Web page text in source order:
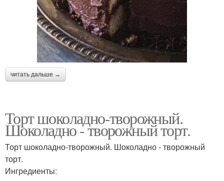
читать дальше →
Торт шоколадно-творожный.
Шоколадно - творожный торт.
Торт шоколадно-творожный. Шоколадно - творожный
торт.
Ингредиенты: